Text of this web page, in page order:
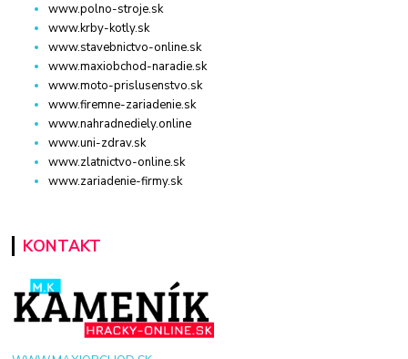
www.polno-stroje.sk
www.krby-kotly.sk
www.stavebnictvo-online.sk
www.maxiobchod-naradie.sk
www.moto-prislusenstvo.sk
www.firemne-zariadenie.sk
www.nahradnediely.online
www.uni-zdrav.sk
www.zlatnictvo-online.sk
www.zariadenie-firmy.sk
KONTAKT